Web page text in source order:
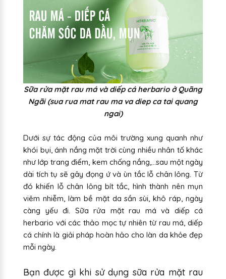
Sữa rửa mặt rau má và diếp cá herbario ở Quãng
Ngãi (sua rua mat rau ma va diep ca tai quang
ngai)
Dưới sự tác động của môi trường xung quanh như
khói bụi, ánh nắng mặt trời cùng nhiều nhân tố khác
như lớp trang điểm, kem chống nắng,…sau một ngày
dài tích tụ sẽ gây đọng ứ và ùn tắc lỗ chân lông. Từ
đó khiến lỗ chân lông bít tắc, hình thành nên mụn
viêm nhiễm, làm bề mặt da sần sùi, khô ráp, ngày
càng yếu đi. Sữa rửa mặt rau má và diếp cá
herbario với các thảo mọc tự nhiên từ rau má, diếp
cá chính là giải pháp hoàn hảo cho làn da khỏe đẹp
mỗi ngày.
Bạn được gì khi sử dụng sữa rửa mặt rau